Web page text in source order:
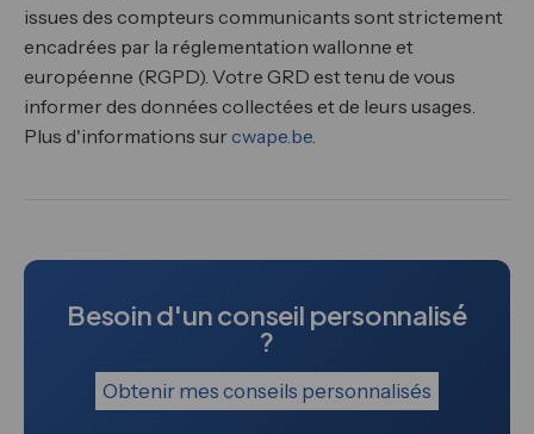
issues des compteurs communicants sont strictement
encadrées par la réglementation wallonne et
européenne (RGPD). Votre GRD est tenu de vous
informer des données collectées et de leurs usages.
Plus d'informations sur cwape.be.
Besoin d'un conseil personnalisé
?
Obtenir mes conseils personnalisés